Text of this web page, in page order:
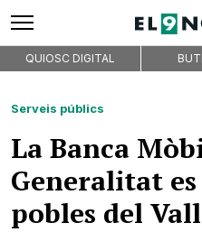
QUIOSC DIGITAL
Serveis públics
La Banca
Generalitat es
pobles del